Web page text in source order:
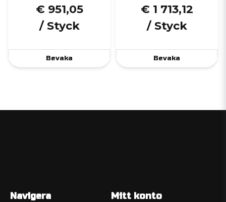
€ 951,05
/ Styck
Bevaka
€ 1 713,12
/ Styck
Bevaka
Navigera Mitt konto